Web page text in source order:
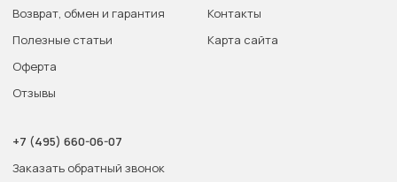
Возврат, обмен и гарантия
Полезные статьи
Оферта
Отзывы
Контакты
Карта сайта
+7 (495) 660-06-07
Заказать обратный звонок